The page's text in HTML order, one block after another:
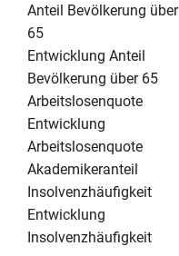
Anteil Bevölkerung über
65
Entwicklung Anteil
Bevölkerung über 65
Arbeitslosenquote
Entwicklung
Arbeitslosenquote
Akademikeranteil
Insolvenzhäufigkeit
Entwicklung
Insolvenzhäufigkeit